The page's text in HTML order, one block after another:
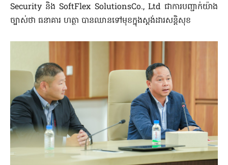
Security និង SoftFlex SolutionsCo., Ltd ជាការបញ្ជាក់យ៉ាង
ច្បាស់ថា ធនាគារ ហត្ថា បានឈានទៅមុខក្នុងស្តង់ដារសន្តិសុខ